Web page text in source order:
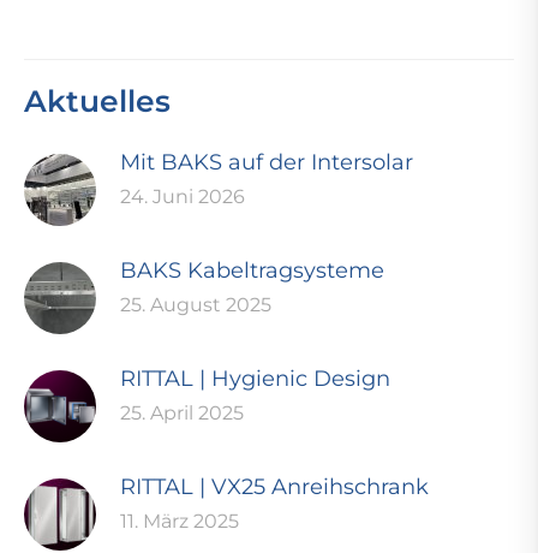
Aktuelles
Mit BAKS auf der Intersolar
24. Juni 2026
BAKS Kabeltragsysteme
25. August 2025
RITTAL | Hygienic Design
25. April 2025
RITTAL | VX25 Anreihschrank
11. März 2025